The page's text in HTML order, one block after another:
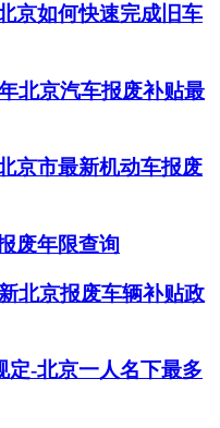
京如何快速完成旧车
北京汽车报废补贴最
京市最新机动车报废
废年限查询
北京报废车辆补贴政
定-北京一人名下最多